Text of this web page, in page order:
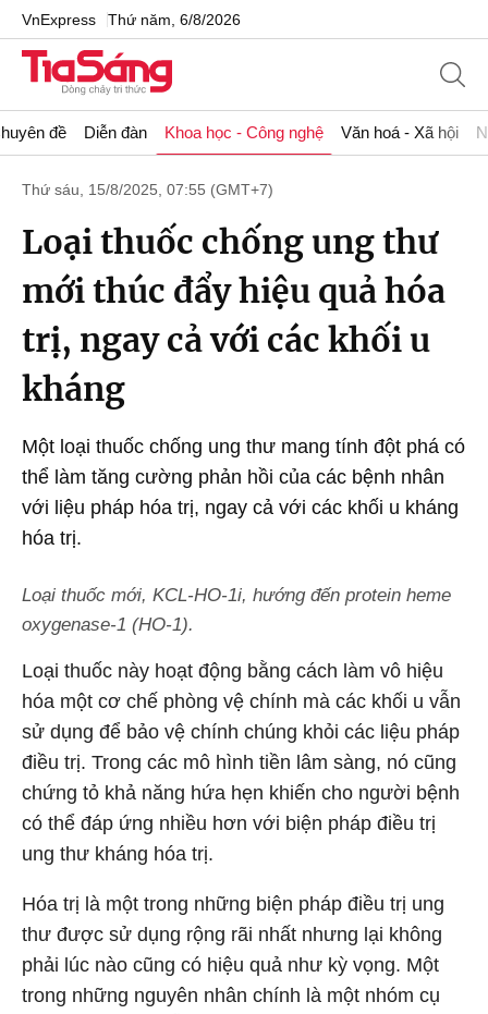
VnExpress Thứ năm, 6/8/2026
đề Diễn đàn Khoa học - Công nghệ Văn hoá - Xã hội
Thứ sáu, 15/8/2025, 07:55 (GMT+7)
Loại thuốc chống ung thư
mới thúc đẩy hiệu quả hóa
trị, ngay cả với các khối u
kháng
Một loại thuốc chống ung thư mang tính đột phá có
thể làm tăng cường phản hồi của các bệnh nhân
với liệu pháp hóa trị, ngay cả với các khối u kháng
hóa trị.
Loại thuốc mới, KCL-HO-1i, hướng đến protein heme
oxygenase-1 (HO-1).
Loại thuốc này hoạt động bằng cách làm vô hiệu
hóa một cơ chế phòng vệ chính mà các khối u vẫn
sử dụng để bảo vệ chính chúng khỏi các liệu pháp
điều trị. Trong các mô hình tiền lâm sàng, nó cũng
chứng tỏ khả năng hứa hẹn khiến cho người bệnh
có thể đáp ứng nhiều hơn với biện pháp điều trị
ung thư kháng hóa trị.
Hóa trị là một trong những biện pháp điều trị ung
thư được sử dụng rộng rãi nhất nhưng lại không
phải lúc nào cũng có hiệu quả như kỳ vọng. Một
trong những nguyên nhân chính là một nhóm cụ